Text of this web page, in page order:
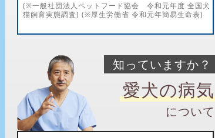
(※一般社団法人ペットフード協会 令和元年度 全国犬
猫飼育実態調査) (※厚生労働省 令和元年簡易生命表)
知っていますか？
愛犬の病気
について